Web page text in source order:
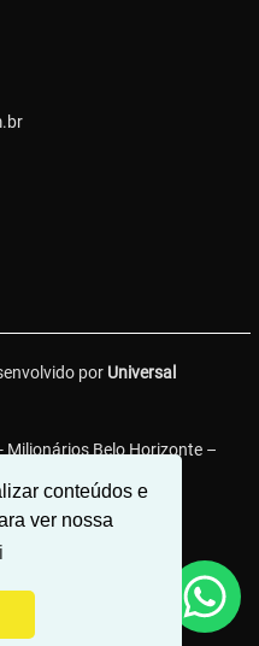
conteúdos e
ver nossa
por Universal
Milionários Belo Horizonte –